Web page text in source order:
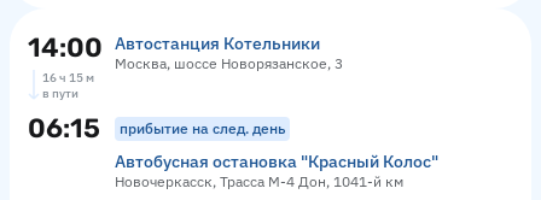
14:00 Автостанция Котельники
Москва, шоссе Новорязанское, 3
16 ч 15 м
в пути
06:15 прибытие на след. день
Автобусная остановка "Красный Колос"
Новочеркасск, Трасса М-4 Дон, 1041-й км